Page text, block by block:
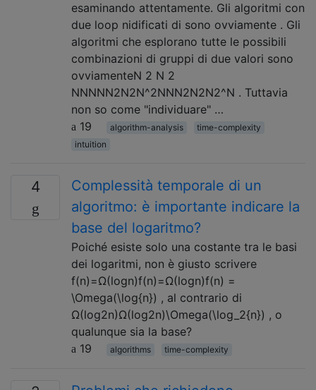
esaminando attentamente. Gli algoritmi con
due loop nidificati di sono ovviamente . Gli
algoritmi che esplorano tutte le possibili
combinazioni di gruppi di due valori sono
ovviamenteN 2 N 2
NNNNN2N2N^2NNN2N2N2^N . Tuttavia
non so come "individuare" …
19
algorithm-analysis
time-complexity
intuition
4
Complessità temporale di un
algoritmo: è importante indicare la
base del logaritmo?
Poiché esiste solo una costante tra le basi
dei logaritmi, non è giusto scrivere
f(n)=Ω(logn)f(n)=Ω(log⁡n)f(n) =
\Omega(\log{n}) , al contrario di
Ω(log2n)Ω(log2⁡n)\Omega(\log_2{n}) , o
qualunque sia la base?
19
algorithms time-complexity